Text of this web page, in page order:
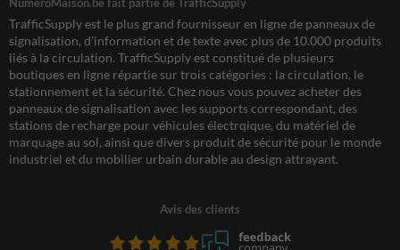
TrafficSupply est le plus grand fournisseur en ligne de panneaux de
signalisation, d'information et de texte avec plus de 10.000 produits
liés à la circulation. TrafficSupply est constitué de plusieurs
boutiques en ligne répartie sur trois catégories : la circulation, le
stationnement et la sécurité. Chez nous vous pouvez acheter des
panneaux de signalisation avec les supports correspondant, des
stations de recharge pour véhicules électrqique, du matériel de
marquage au sol, ainsi que divers produit de sécurité pour le monde
industriel et du mobilier urbain durable au design attrayant.
Avis des clients